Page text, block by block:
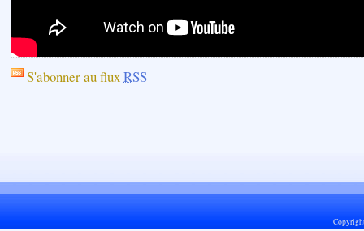
S'abonner au flux RSS